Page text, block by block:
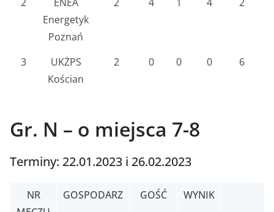
Energetyk
Poznań
3
UKŻPS
Kościan
2 0 0 0 6
Gr. N – o miejsca 7-8
Terminy: 22.01.2023 i 26.02.2023
NR
GOSPODARZ GOŚĆ WYNIK